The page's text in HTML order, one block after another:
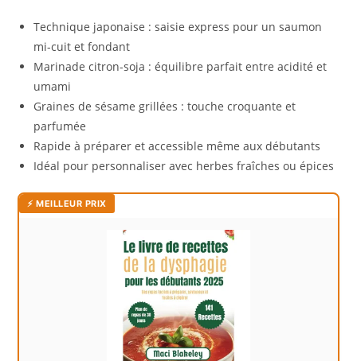
Technique japonaise : saisie express pour un saumon
mi-cuit et fondant
Marinade citron-soja : équilibre parfait entre acidité et
umami
Graines de sésame grillées : touche croquante et
parfumée
Rapide à préparer et accessible même aux débutants
Idéal pour personnaliser avec herbes fraîches ou épices
⚡ MEILLEUR PRIX